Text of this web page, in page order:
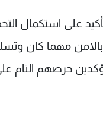
على استكمال
مهما كان
حرصهم التام